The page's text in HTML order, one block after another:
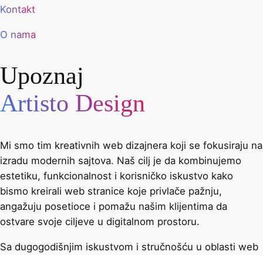
Kontakt
O nama
Upoznaj
Artisto Design
Mi smo tim kreativnih web dizajnera koji se fokusiraju na
izradu modernih sajtova. Naš cilj je da kombinujemo
estetiku, funkcionalnost i korisničko iskustvo kako
bismo kreirali web stranice koje privlače pažnju,
angažuju posetioce i pomažu našim klijentima da
ostvare svoje ciljeve u digitalnom prostoru.
Sa dugogodišnjim iskustvom i stručnošću u oblasti web